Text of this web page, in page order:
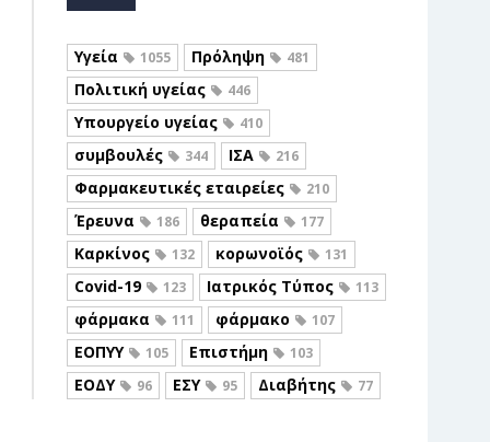
Υγεία 1055 Πρόληψη 481
Πολιτική υγείας 446
Υπουργείο υγείας 410
συμβουλές 344 ΙΣΑ 216
Φαρμακευτικές εταιρείες 210
Έρευνα 186 θεραπεία 177
Καρκίνος 132 κορωνοϊός 131
Covid-19 123 Ιατρικός Τύπος 113
φάρμακα 111 φάρμακο 107
ΕΟΠΥΥ 105 Επιστήμη 103
ΕΟΔΥ 96 ΕΣΥ 95 Διαβήτης 77